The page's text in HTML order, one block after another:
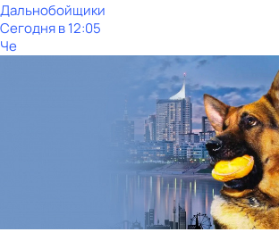
Дальнобойщики
Сегодня в 12:05
Че